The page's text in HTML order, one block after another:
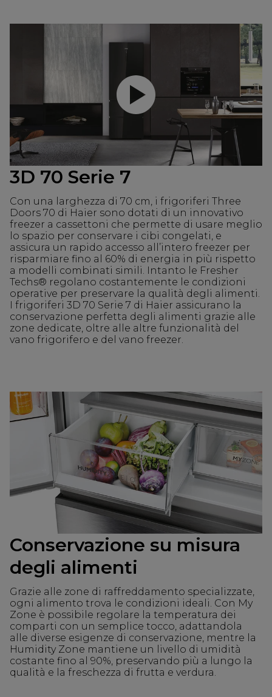
Riproduci il video
3D 70 Serie 7
Con una larghezza di 70 cm, i frigoriferi Three
Doors 70 di Haier sono dotati di un innovativo
freezer a cassettoni che permette di usare meglio
lo spazio per conservare i cibi congelati, e
assicura un rapido accesso all’intero freezer per
risparmiare fino al 60% di energia in più rispetto
a modelli combinati simili. Intanto le Fresher
Techs® regolano costantemente le condizioni
operative per preservare la qualità degli alimenti.
I frigoriferi 3D 70 Serie 7 di Haier assicurano la
conservazione perfetta degli alimenti grazie alle
zone dedicate, oltre alle altre funzionalità del
vano frigorifero e del vano freezer.
Conservazione su misura
degli alimenti
Grazie alle zone di raffreddamento specializzate,
ogni alimento trova le condizioni ideali. Con My
Zone è possibile regolare la temperatura dei
comparti con un semplice tocco, adattandola
alle diverse esigenze di conservazione, mentre la
Humidity Zone mantiene un livello di umidità
costante fino al 90%, preservando più a lungo la
qualità e la freschezza di frutta e verdura.